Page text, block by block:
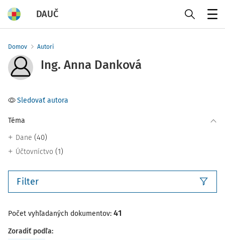
DAUČ
Domov Autori
Ing. Anna Danková
Sledovať autora
Téma
Dane (40)
Účtovníctvo (1)
Filter
Počet vyhľadaných dokumentov: 41
Zoradiť podľa: